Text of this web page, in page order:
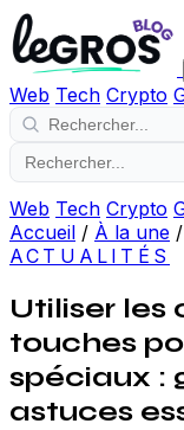
Web Tech Crypto
Web Tech Crypto
Accueil / À la une /
ACTUALITÉS
Utiliser les
touches
spéciaux :
astuces